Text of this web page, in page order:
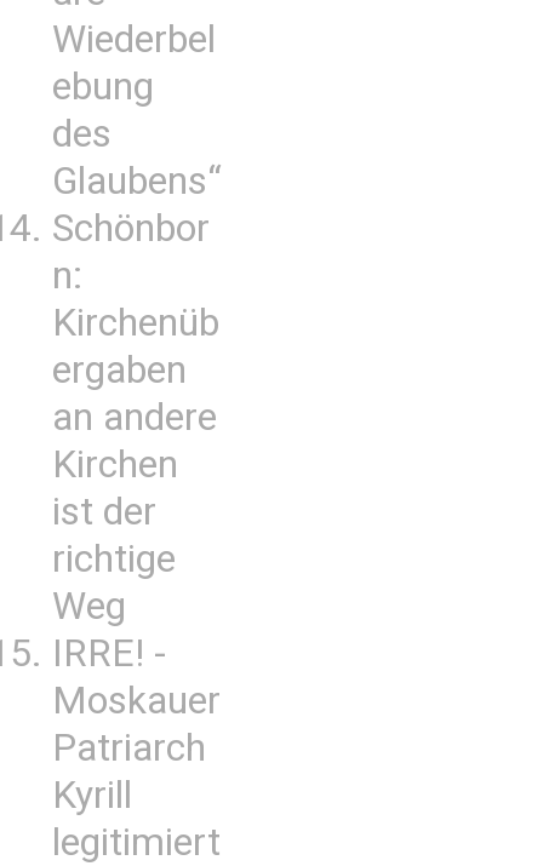
Wiederbel
ebung
des
Glaubens“
Schönbor
n:
Kirchenüb
ergaben
an andere
Kirchen
ist der
richtige
Weg
IRRE! -
Moskauer
Patriarch
Kyrill
legitimiert